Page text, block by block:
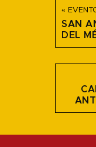
«
SAN
DEL